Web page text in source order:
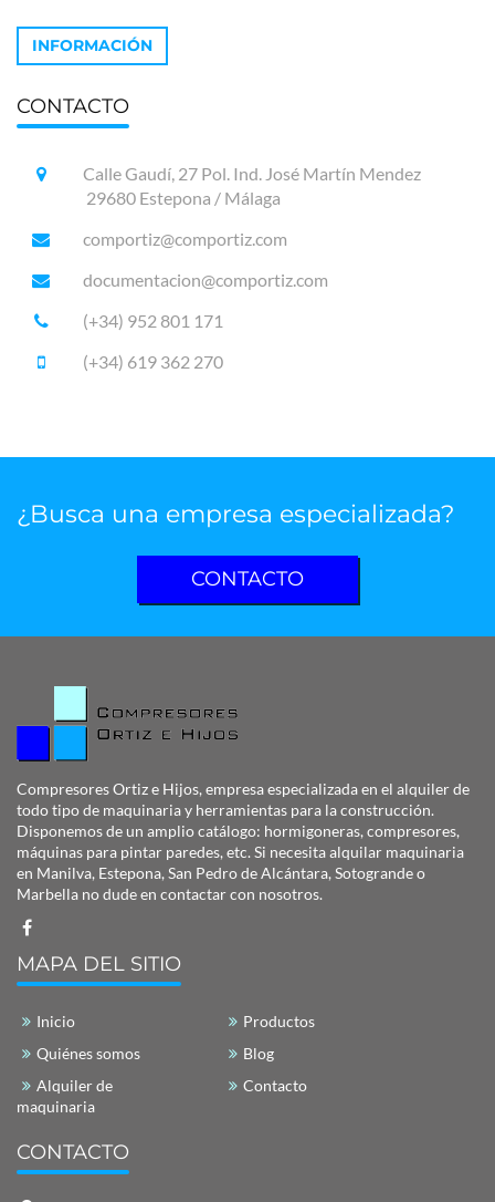
INFORMACIÓN
CONTACTO
Calle Gaudí, 27 Pol. Ind. José Martín Mendez
29680 Estepona / Málaga
comportiz@comportiz.com
documentacion@comportiz.com
(+34) 952 801 171
(+34) 619 362 270
¿Busca una empresa especializada?
CONTACTO
Compresores Ortiz e Hijos, empresa especializadaen el alquiler de
todo tipo de maquinaria y herramientas para la construcción.
Disponemos de un amplio catálogo: hormigoneras, compresores,
máquinas para pintar paredes, etc. Si necesita alquilar maquinaria
en Manilva, Estepona, San Pedro de Alcántara, Sotogrande o
Marbella no dude en contactar con nosotros.
MAPA DEL SITIO
Inicio
Quiénes somos
Alquiler de
maquinaria
Productos
Blog
Contacto
CONTACTO